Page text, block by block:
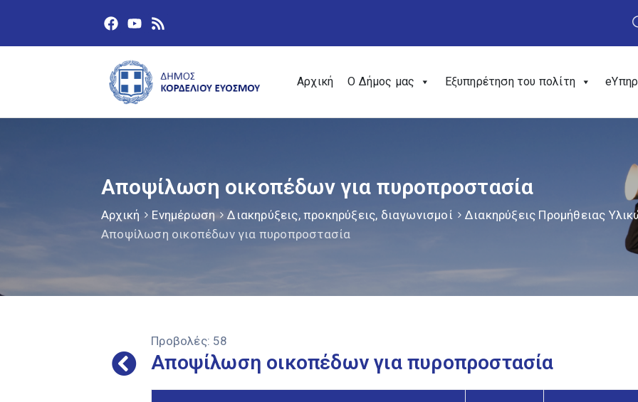
Αρχική Ο Δήμος μας Εξυπηρέτηση του πολίτη
Αποψίλωση οικοπέδων για πυροπροστασία
Αρχική Ενημέρωση Διακηρύξεις, προκηρύξεις, διαγωνισμοί
Διακηρύξεις Προμήθειας
Αποψίλωση οικοπέδων για πυροπροστασία
Προβολές: 58
Αποψίλωση οικοπέδων για πυροπροστασία